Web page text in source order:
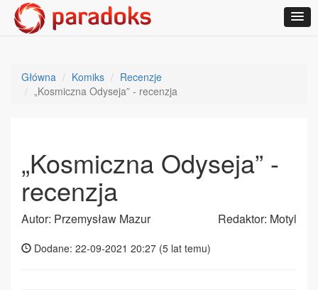
Główna Komiks
Recenzje
„Kosmiczna Odyseja” - recenzja
„Kosmiczna Odyseja” -
recenzja
Autor: Przemysław Mazur Redaktor: Motyl
Dodane: 22-09-2021 20:27 (5 lat temu)